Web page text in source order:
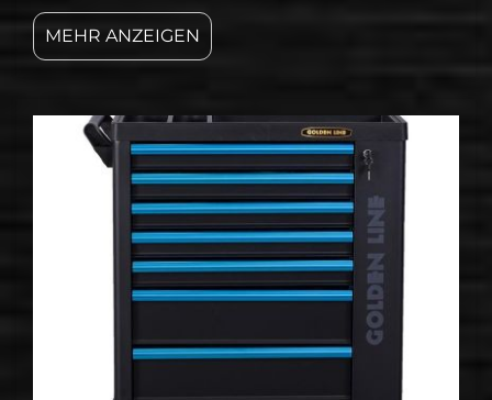
Goldenline glauben wir, dass man heute mit
den richtigen Werkzeugen am richtigen Ort
auch die schwierigsten Fristen übertreffen
Werkzeugwagen gewinnen könnte
MEHR ANZEIGEN